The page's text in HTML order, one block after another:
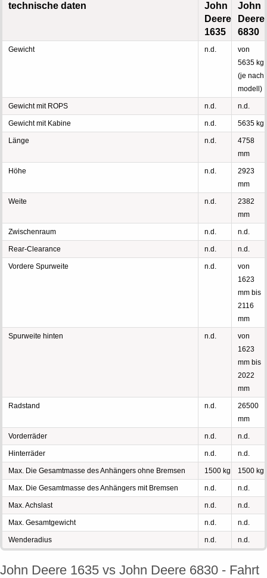
technische daten
John
Deere
1635
John
Deere
6830
Gewicht n.d.
von
5635 kg
(je nach
modell)
Gewicht mit ROPS n.d. n.d.
Gewicht mit Kabine n.d. 5635 kg
Länge n.d.
4758
mm
Höhe n.d.
2923
mm
Weite n.d.
2382
mm
Zwischenraum n.d. n.d.
Rear-Clearance n.d. n.d.
Vordere Spurweite n.d.
von
1623
mm bis
2116
mm
Spurweite hinten n.d.
von
1623
mm bis
2022
mm
Radstand n.d.
26500
mm
Vorderräder n.d. n.d.
Hinterräder n.d. n.d.
Max. Die Gesamtmasse des Anhängers ohne Bremsen 1500 kg 1500 kg
Max. Die Gesamtmasse des Anhängers mit Bremsen n.d. n.d.
Max. Achslast n.d. n.d.
Max. Gesamtgewicht n.d. n.d.
Wenderadius n.d. n.d.
John Deere 1635 vs John Deere 6830 - Fahrt